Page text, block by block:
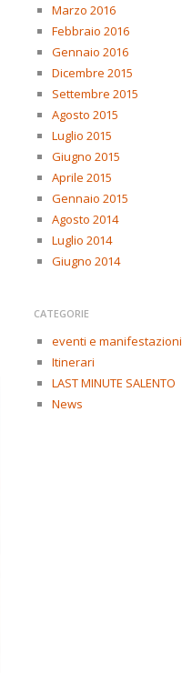
Marzo 2016
Febbraio 2016
Gennaio 2016
Dicembre 2015
Settembre 2015
Agosto 2015
Luglio 2015
Giugno 2015
Aprile 2015
Gennaio 2015
Agosto 2014
Luglio 2014
Giugno 2014
CATEGORIE
eventi e manifestazioni
Itinerari
LAST MINUTE SALENTO
News